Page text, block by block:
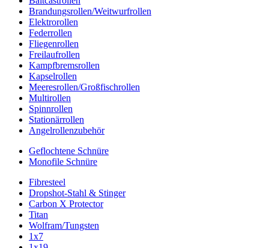
Brandungsrollen/Weitwurfrollen
Elektrorollen
Federrollen
Fliegenrollen
Freilaufrollen
Kampfbremsrollen
Kapselrollen
Meeresrollen/Großfischrollen
Multirollen
Spinnrollen
Stationärrollen
Angelrollenzubehör
Geflochtene Schnüre
Monofile Schnüre
Fibresteel
Dropshot-Stahl & Stinger
Carbon X Protector
Titan
Wolfram/Tungsten
1x7